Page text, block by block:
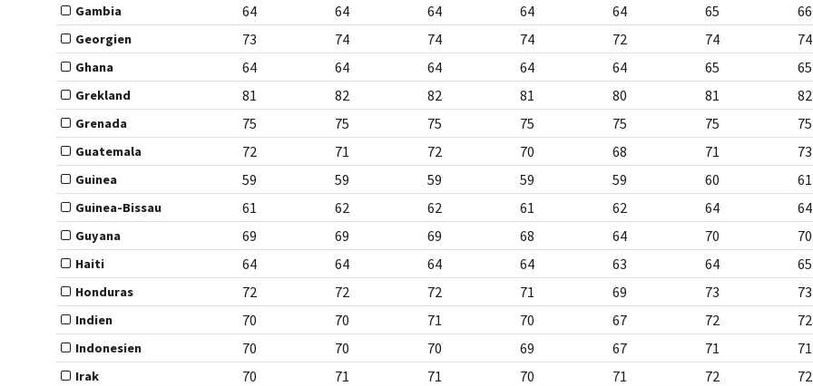
Gambia 64 64 64 64 64 65 66
Georgien 73 74 74 74 72 74 74
Ghana 64 64 64 64 64 65 65
Grekland 81 82 82 81 80 81 82
Grenada 75 75 75 75 75 75 75
Guatemala 72 71 72 70 68 71 73
Guinea 59 59 59 59 59 60 61
Guinea-Bissau 61 62 62 61 62 64 64
Guyana 69 69 69 68 64 70 70
Haiti 64 64 64 64 63 64 65
Honduras 72 72 72 71 69 73 73
Indien 70 70 71 70 67 72 72
Indonesien 70 70 70 69 67 71 71
Irak 70 71 71 70 71 72 72